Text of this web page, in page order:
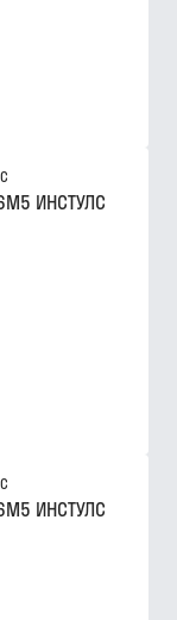
ИНСТУЛС
ИНСТУЛС